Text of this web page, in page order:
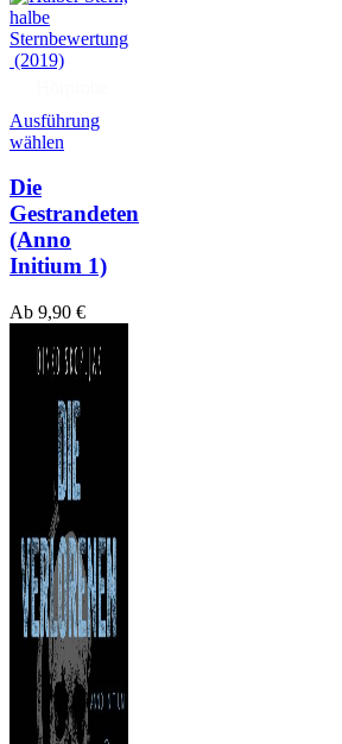
(2019)
Ausführung
wählen
Die
Gestrandeten
(Anno
Initium 1)
Ab 9,90 €